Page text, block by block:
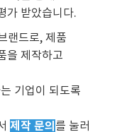
가 받았습니다.
랜드로, 제품
을 제작하고
기업이 되도록
제작 문의 를 눌러